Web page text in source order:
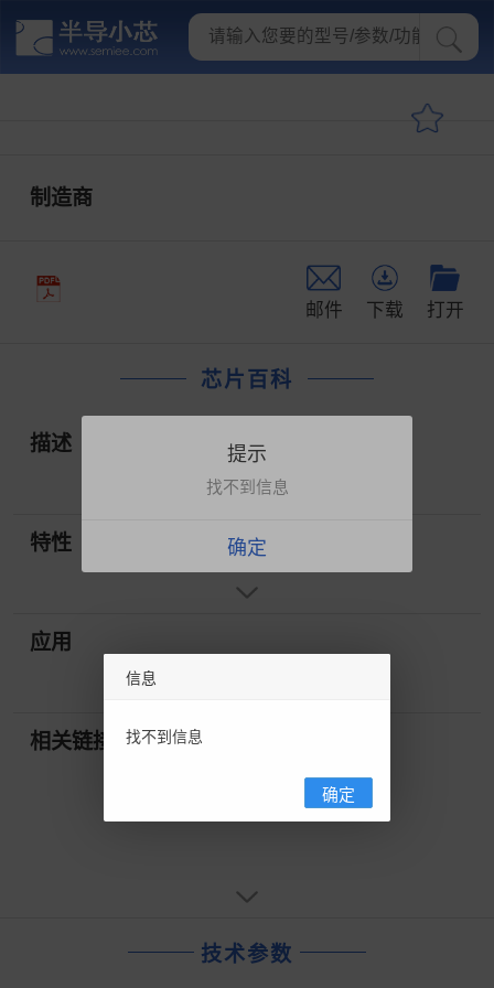
制造商
邮件 下载 打开
芯片百科
描述
特性
应用
相关链接
技术参数
信息
找不到信息
确定
提示
找不到信息
确定